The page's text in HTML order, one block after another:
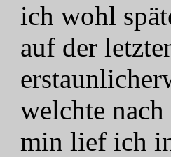
ich wohl
auf der
welchte
min lief ich